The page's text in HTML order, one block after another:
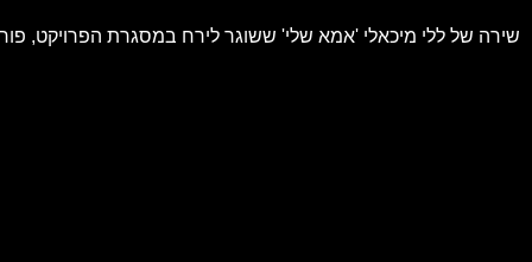
שירה של ללי מיכאלי 'אמא שלי' ששוגר לירח במסגרת הפרויקט,